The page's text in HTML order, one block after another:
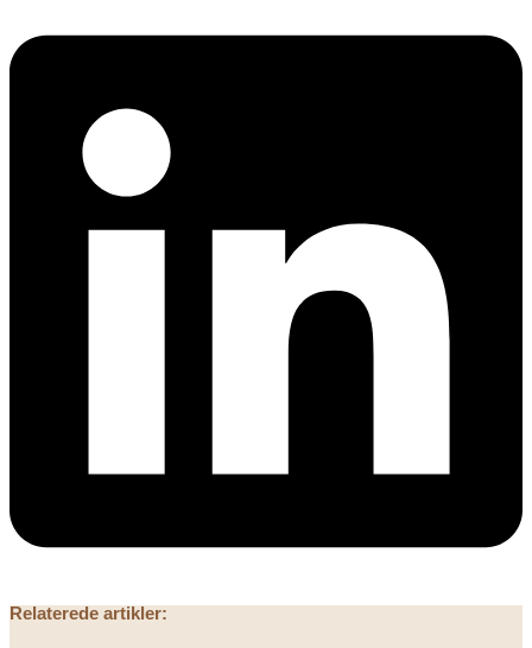
Relaterede artikler: